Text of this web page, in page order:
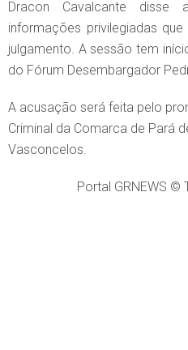
Dracon Cavalcante disse
informações privilegiadas
julgamento. A sessão tem
do Fórum Desembargador
A acusação será feita pelo
Criminal da Comarca de Pará
Vasconcelos.
Portal GRNEWS ©